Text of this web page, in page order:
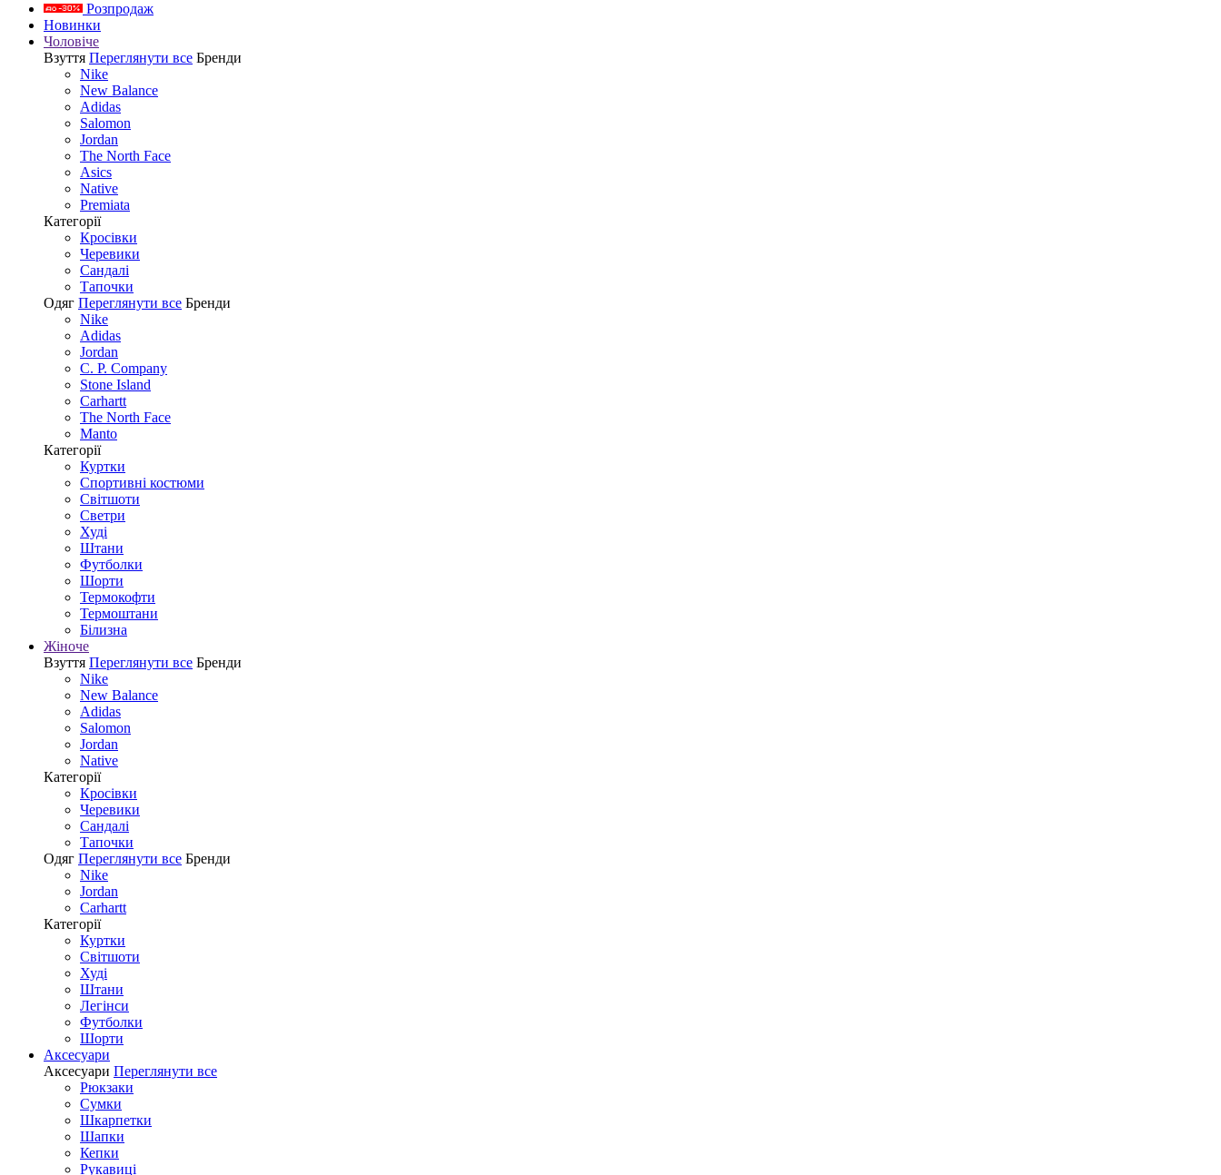
Розпродаж
Новинки
Чоловіче
Взуття Переглянути все Бренди
Nike
New Balance
Adidas
Salomon
Jordan
The North Face
Asics
Native
Premiata
Категорії
Кросівки
Черевики
Сандалі
Tапочки
Одяг Переглянути все Бренди
Nike
Adidas
Jordan
C. P. Company
Stone Island
Carhartt
The North Face
Manto
Категорії
Куртки
Спортивні костюми
Світшоти
Светри
Худі
Штани
Футболки
Шорти
Термокофти
Термоштани
Білизна
Жіноче
Взуття Переглянути все Бренди
Nike
New Balance
Adidas
Salomon
Jordan
Native
Категорії
Кросівки
Черевики
Сандалі
Tапочки
Одяг Переглянути все Бренди
Nike
Jordan
Carhartt
Категорії
Куртки
Світшоти
Худі
Штани
Легінси
Футболки
Шорти
Аксесуари
Аксесуари Переглянути все
Рюкзаки
Сумки
Шкарпетки
Шапки
Кепки
Рукавиці